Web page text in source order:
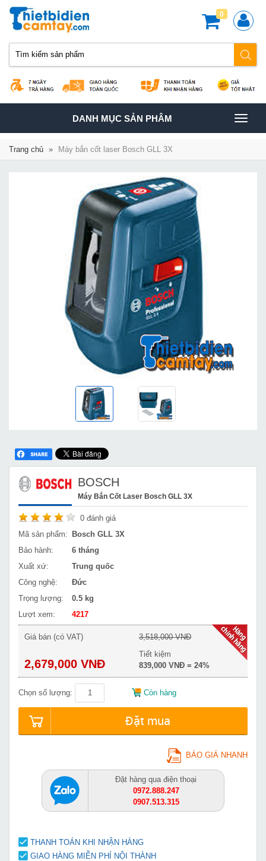
0
TOGGLE
NAVIGATION
DANH MỤC SẢN PHÂM
Trang chủ » Máy bắn cốt laser Bosch GLL 3X
BOSCH
Máy Bắn Cốt Laser Bosch GLL 3X
0 đánh giá
Mã sản phẩm:
Bosch GLL 3X
Bảo hành:
6 tháng
Xuất xứ:
Trung quốc
Công nghệ:
Đức
Trọng lượng:
0.5 kg
Lượt xem:
4217
Giá bán (có VAT)
2,679,000 VNĐ
3,518,000 VNĐ
Tiết kiệm
839,000 VNĐ = 24%
Chọn số lượng: Còn hàng
Đặt mua
BÁO GIÁ NHANH
Đặt hàng qua điện thoại
0972.888.247
0907.513.315
THANH TOÁN KHI NHẬN HÀNG
GIAO HÀNG MIỄN PHÍ NỘI THÀNH